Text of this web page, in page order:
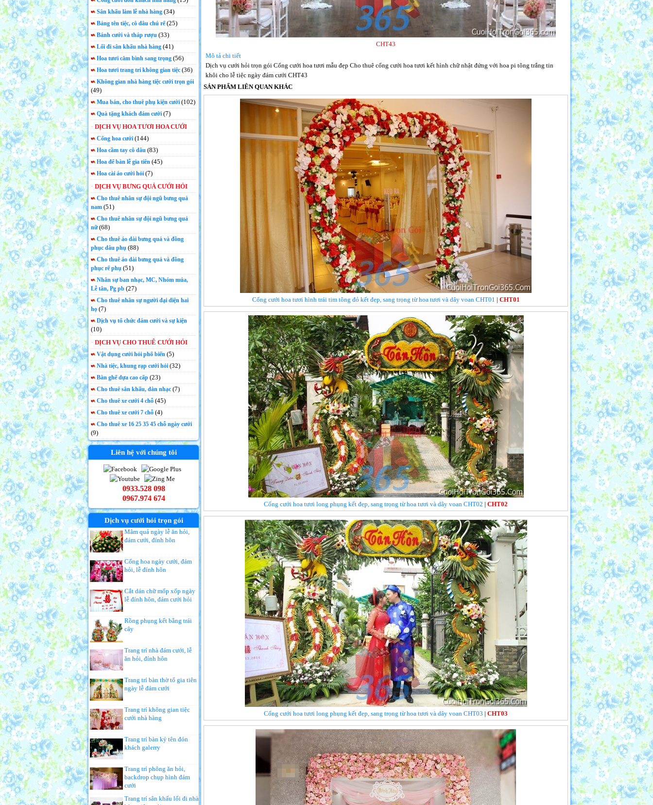
Sân khấu làm lễ nhà hàng (34)
Bảng tên tiệc, cô dâu chú rể(25)
Bánh cưới và tháp rượu (33)
Lối đi sân khấu nhà hàng (41)
Hoa tươi cắm bình sang trọng (56)
Hoa tươi trang trí không gian tiệc (36)
Không gian nhà hàng tiệc cưới trọn gói
(49)
Mua bán, cho thuê phụ kiện cưới (102)
Quà tặng khách đám cưới (7)
DỊCH VỤ HOA TƯƠI HOA CƯỚI
Cổng hoa cưới (144)
Hoa cầm tay cô dâu(83)
Hoa để bàn lễ gia tiên (45)
Hoa cài áo cưới hỏi (7)
DỊCH VỤ BƯNG QUẢ CƯỚI HỎI
Cho thuê nhân sự đội ngũ bưng quả
nam (51)
Cho thuê nhân sự đội ngũ bưng quả
nữ(68)
Cho thuê áo dài bưng quả và đồng
phục dâu phụ (88)
Cho thuê áo dài bưng quả và đồng
phục rể phụ (51)
Nhân sự ban nhạc, MC, Nhóm múa,
Lễ tân, Pg pb (27)
Cho thuê nhân sự người đại diện hai
họ (7)
Dịch vụ tổ chức đám cưới và sự kiện
(10)
DỊCH VỤ CHO THUÊ CƯỚI HỎI
Vật dụng cưới hỏi phổ biến (5)
Nhà tiệc, khung rạp cưới hỏi (32)
Bàn ghế dựa cao cấp (23)
Cho thuê sân khấu, dàn nhạc (7)
Cho thuê xe cưới 4 chỗ (45)
Cho thuê xe cưới 7 chỗ (4)
Cho thuê xe 16 25 35 45 chỗ ngày cưới
(9)
Liên hệ với chúng tôi
0933.528 098
0967.974 674
Dịch vụ cưới hỏi trọn gói
Mâm quả ngày lễ ăn hỏi,
đám cưới, đính hôn
Cổng hoa ngày cưới, đám
hỏi, lễ đính hôn
Cắt dán chữ mốp xốp ngày
lễ đính hôn, đám cưới hỏi
Rồng phụng kết bằng trái
cây
Trang trí nhà đám cưới, lễ
ăn hỏi, đính hôn
Trang trí bàn thờ tổ gia tiên
ngày lễ đám cưới
Trang trí không gian tiệc
cưới nhà hàng
Trang trí bàn ký tên đón
khách galerry
Trang trí phông ăn hỏi,
backdrop chụp hình đám
cưới
Trang trí sân khấu lối đi nhà
CHT43
Mô tả chi tiết
Dịch vụ cưới hỏi trọn gói Cổng cưới hoa tươi mẫu đẹp Cho thuê cổng cưới hoa tươi kết hình chữ nhật đứng với hoa pi tông trắng tin
khôi cho lễ tiệc ngày đám cưới CHT43
SẢN PHẨM LIÊN QUAN KHÁC
Cổng cưới hoa tươi hình trái tim tông đỏ kết đẹp, sang trọng từ hoa tươi và dây voan CHT01 | CHT01
Cổng cưới hoa tươi long phụng kết đẹp, sang trọng từ hoa tươi và dây voan CHT02 | CHT02
Cổng cưới hoa tươi long phụng kết đẹp, sang trọng từ hoa tươi và dây voan CHT03 | CHT03